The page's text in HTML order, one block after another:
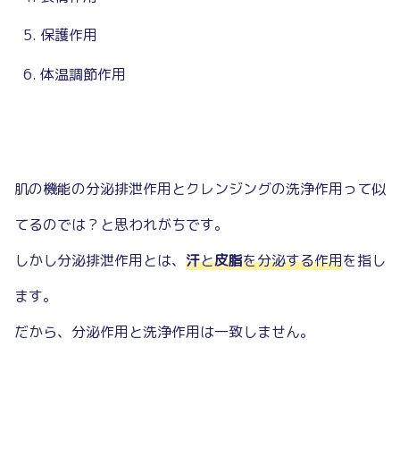
保護作用
体温調節作用
肌の機能の分泌排泄作用とクレンジングの洗浄作用って似
てるのでは？と思われがちです。
しかし分泌排泄作用とは、 汗と皮脂を分泌する作用を指し
ます。
だから、分泌作用と洗浄作用は一致しません。